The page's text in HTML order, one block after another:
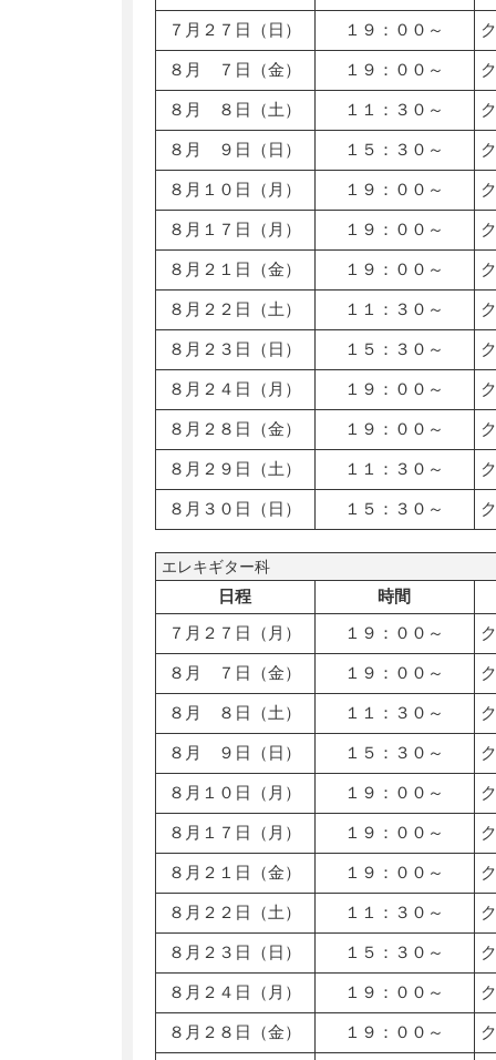
７月２７日（日） １９：００～
８月 ７日（金） １９：００～
８月 ８日（土） １１：３０～
８月 ９日（日） １５：３０～
８月１０日（月） １９：００～
８月１７日（月） １９：００～
８月２１日（金） １９：００～
８月２２日（土） １１：３０～
８月２３日（日） １５：３０～
８月２４日（月） １９：００～
８月２８日（金） １９：００～
８月２９日（土） １１：３０～
８月３０日（日） １５：３０～
エレキギター科
日程
時間
７月２７日（月）
１９：００～
８月 ７日（金） １９：００～
８月 ８日（土） １１：３０～
８月 ９日（日） １５：３０～
８月１０日（月） １９：００～
８月１７日（月） １９：００～
８月２１日（金） １９：００～
８月２２日（土） １１：３０～
８月２３日（日） １５：３０～
８月２４日（月） １９：００～
８月２８日（金） １９：００～